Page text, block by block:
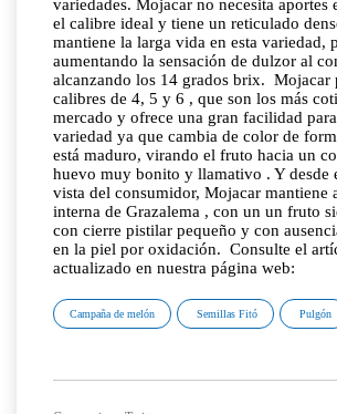
variedades. Mojacar no necesita aportes
el calibre ideal y tiene un reticulado
mantiene la larga vida en esta variedad,
aumentando la sensación de dulzor al
alcanzando los 14 grados brix. Mojacar
calibres de 4, 5 y 6 , que son los más
mercado y ofrece una gran facilidad
variedad ya que cambia de color de
está maduro, virando el fruto hacia un
huevo muy bonito y llamativo . Y desde
vista del consumidor, Mojacar mantiene
interna de Grazalema , con un un fruto
con cierre pistilar pequeño y con
en la piel por oxidación. Consulte el
actualizado en nuestra página web:
Campaña de melón Semillas Fitó Pulgón